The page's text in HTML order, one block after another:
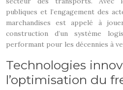
publiques et l’engagement des
marchandises est appelé à
construction d’un système
performant pour les décennies à
Technologies
l’optimisation du